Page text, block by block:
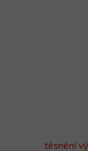
těsnění